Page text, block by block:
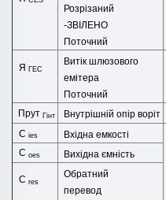
Розрізаний
-ЗВІЛЕНО
Поточний
Я ГЕС
Витік шлюзового
емітера
Поточний
ПрутГінт Внутрішній опір воріт
C ies Вхідна емкості
C oes Вихідна ємність
C res
Обратний
перевод